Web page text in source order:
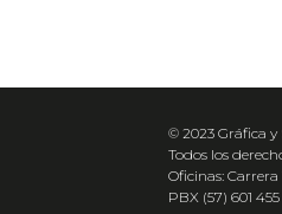
© 2023 Gráfica y
Todos los
Oficinas:
PBX (57) 601